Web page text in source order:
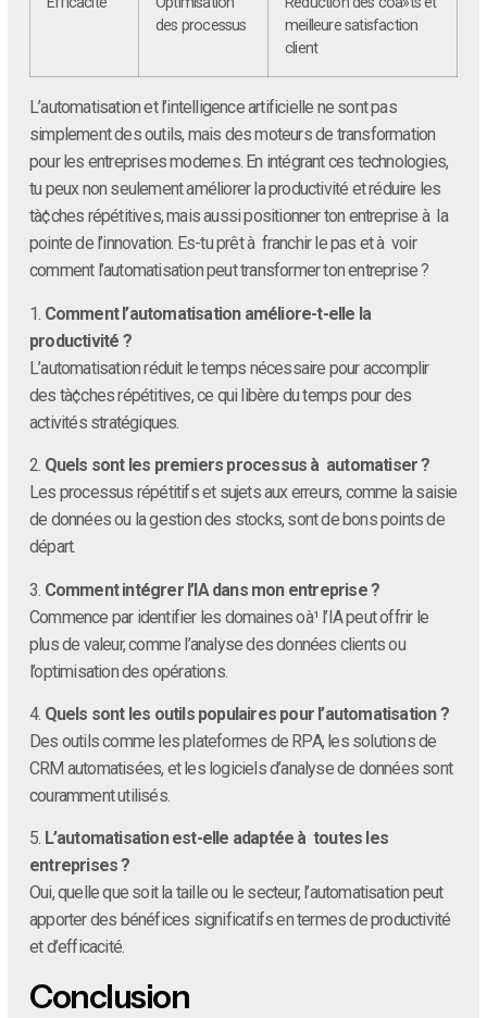
des processus
meilleure satisfaction
client
L’automatisation et l’intelligence artificielle ne sont pas
simplement des outils, mais des moteurs de transformation
pour les entreprises modernes. En intégrant ces technologies,
tu peux non seulement améliorer la productivité et réduire les
tà¢ches répétitives, mais aussi positionner ton entreprise à la
pointe de l’innovation. Es-tu prêt à franchir le pas et à voir
comment l’automatisation peut transformer ton entreprise ?
1. Comment l’automatisation améliore-t-elle la
productivité ?
L’automatisation réduit le temps nécessaire pour accomplir
des tà¢ches répétitives, ce qui libère du temps pour des
activités stratégiques.
2. Quels sont les premiers processus à automatiser ?
Les processus répétitifs et sujets aux erreurs, comme la saisie
de données ou la gestion des stocks, sont de bons points de
départ.
3. Comment intégrer l’IA dans mon entreprise ?
Commence par identifier les domaines oà¹ l’IA peut offrir le
plus de valeur, comme l’analyse des données clients ou
l’optimisation des opérations.
4. Quels sont les outils populaires pour l’automatisation ?
Des outils comme les plateformes de RPA, les solutions de
CRM automatisées, et les logiciels d’analyse de données sont
couramment utilisés.
5. L’automatisation est-elle adaptée à toutes les
entreprises ?
Oui, quelle que soit la taille ou le secteur, l’automatisation peut
apporter des bénéfices significatifs en termes de productivité
et d’efficacité.
Conclusion